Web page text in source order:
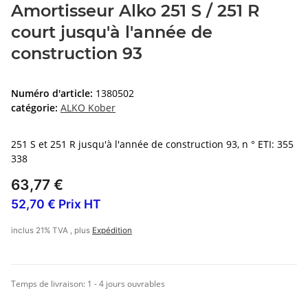
Amortisseur Alko 251 S / 251 R
court jusqu'à l'année de
construction 93
Numéro d'article: 1380502
catégorie: ALKO Kober
251 S et 251 R jusqu'à l'année de construction 93, n ° ETI: 355
338
63,77 €
52,70 € Prix HT
inclus 21% TVA , plus Expédition
Temps de livraison: 1 - 4 jours ouvrables